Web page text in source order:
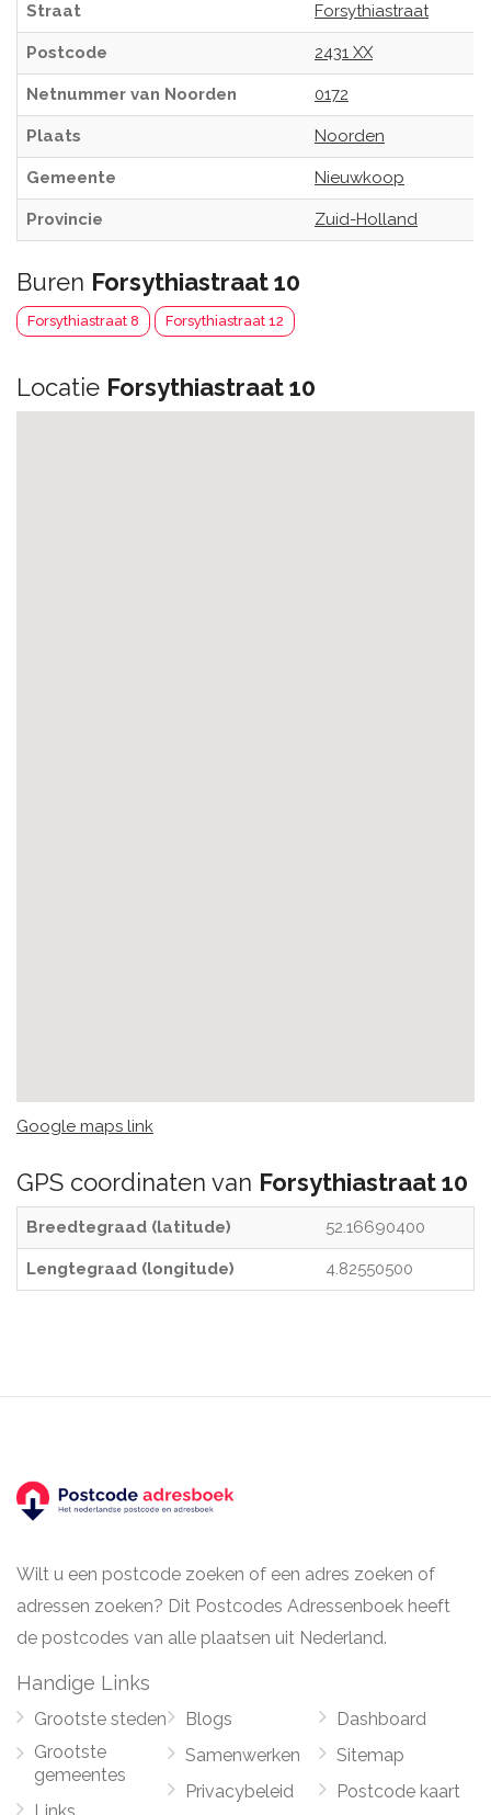
Straat Forsythiastraat
Postcode 2431 XX
Netnummer van Noorden 0172
Plaats Noorden
Gemeente Nieuwkoop
Provincie Zuid-Holland
Buren Forsythiastraat 10
Forsythiastraat 8 Forsythiastraat 12
Locatie Forsythiastraat 10
Google maps link
GPS coordinaten van Forsythiastraat 10
Breedtegraad (latitude) 52.16690400
Lengtegraad (longitude) 4.82550500
Wilt u een postcode zoeken of een adres zoeken of
adressen zoeken? Dit Postcodes Adressenboek heeft
de postcodes van alle plaatsen uit Nederland.
Handige Links
Grootste steden
Grootste
gemeentes
Blogs
Samenwerken
Privacybeleid
Dashboard
Sitemap
Postcode kaart